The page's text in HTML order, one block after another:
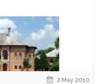
2 May 2010